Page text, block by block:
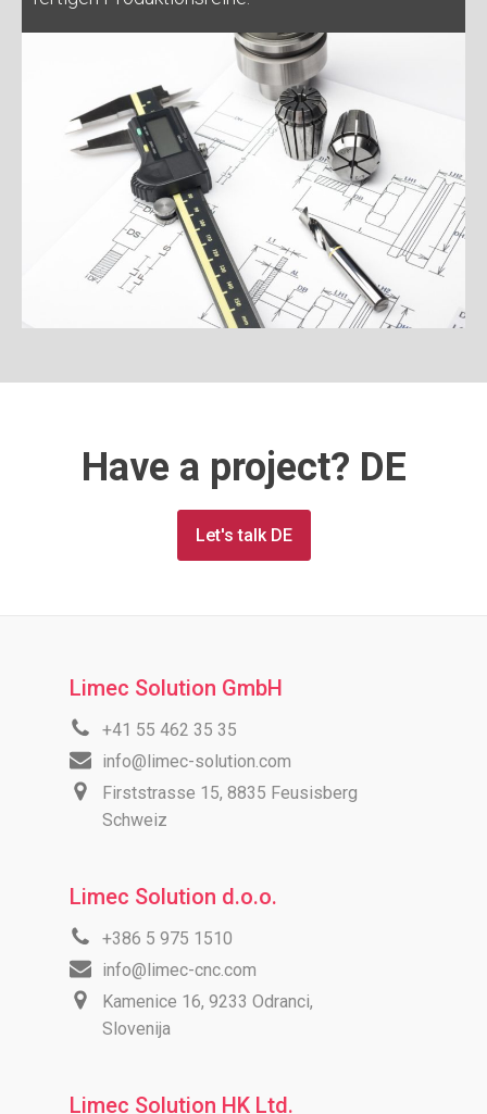
Have a project? DE
Let's talk DE
Limec Solution GmbH
+41 55 462 35 35
info@limec-solution.com
Firststrasse 15, 8835 Feusisberg
Schweiz
Limec Solution d.o.o.
+386 5 975 1510
info@limec-cnc.com
Kamenice 16, 9233 Odranci,
Slovenija
Limec Solution HK Ltd.